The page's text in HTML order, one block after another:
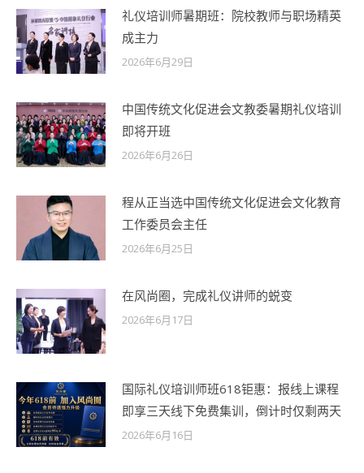
礼仪培训师暑期班：院校教师与职场精英
成主力
2026年6月29日
中国传统文化促进会文教委暑期礼仪培训
即将开班
2026年6月26日
程从正当选中国传统文化促进会文化教育
工作委员会主任
2026年6月25日
在风尚圈，完成礼仪讲师的蜕变
2026年6月17日
国际礼仪培训师班618钜惠：报线上课程
即享三天线下免费集训，倒计时仅剩两天
2026年6月16日